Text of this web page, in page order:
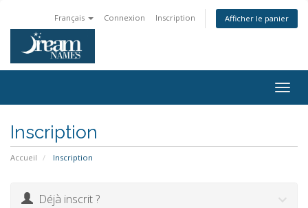
Français Connexion Inscription Afficher le panier
Inscription
Accueil Inscription
Déjà inscrit ?